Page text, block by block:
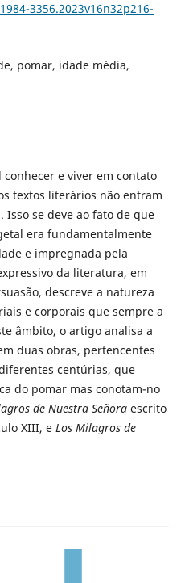
3356.2023v16n32p216-
pomar, idade média,
e viver em contato
textos literários não entram
se deve ao fato de que
era fundamentalmente
e impregnada pela
da literatura, em
descreve a natureza
e corporais que sempre a
âmbito, o artigo analisa a
duas obras, pertencentes
centúrias, que
do pomar mas conotam-no
de Nuestra Señoraescrito
XIII, e Los Milagros de